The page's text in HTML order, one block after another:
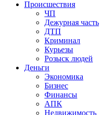
Происшествия
ЧП
Дежурная часть
ДТП
Криминал
Курьезы
Розыск людей
Деньги
Экономика
Бизнес
Финансы
АПК
Недвижимость